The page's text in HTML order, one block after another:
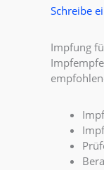
Schreibe
Impfung